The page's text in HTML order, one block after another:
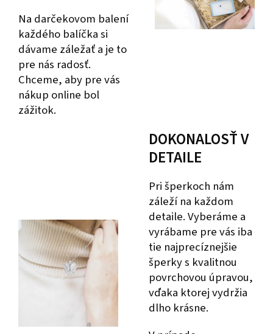
Na darčekovom balení
každého balíčka si
dávame záležať a je to
pre nás radosť.
Chceme, aby pre vás
nákup online bol
zážitok.
DOKONALOSŤ V
DETAILE
Pri šperkoch nám
záleží na každom
detaile. Vyberáme a
vyrábame pre vás iba
tie najprecíznejšie
šperky s kvalitnou
povrchovou úpravou,
vďaka ktorej vydržia
dlho krásne.